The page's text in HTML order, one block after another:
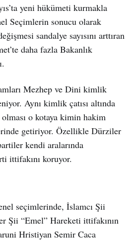
yeni hükümeti kurmakla
Seçimlerin sonucu olarak
sandalye sayısını arttıran
daha fazla Bakanlık
Mezhep ve Dini kimlik
Aynı kimlik çatısı altında
o kotaya kimin hakim
getiriyor. Özellikle Dürziler
kendi aralarında
ittifakını koruyor.
seçimlerinde, İslamcı Şii
Şii “Emel” Hareketi ittifakının
Hristiyan Semir Caca